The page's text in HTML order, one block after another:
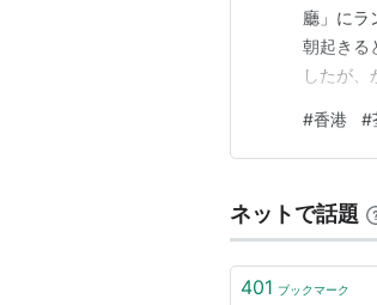
廳」にラ
朝起きる
したが
Golden
ックス・
#香港 #
ネットで話題
401 ブックマーク